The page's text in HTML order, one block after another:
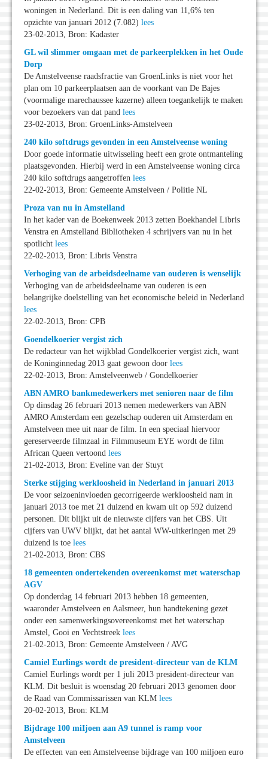
woningen in Nederland. Dit is een daling van 11,6% ten
opzichte van januari 2012 (7.082) lees
23-02-2013, Bron: Kadaster
GL wil slimmer omgaan met de parkeerplekken in het Oude
Dorp
De Amstelveense raadsfractie van GroenLinks is niet voor het
plan om 10 parkeerplaatsen aan de voorkant van De Bajes
(voormalige marechaussee kazerne) alleen toegankelijk te maken
voor bezoekers van dat pand lees
23-02-2013, Bron: GroenLinks-Amstelveen
240 kilo softdrugs gevonden in een Amstelveense woning
Door goede informatie uitwisseling heeft een grote ontmanteling
plaatsgevonden. Hierbij werd in een Amstelveense woning circa
240 kilo softdrugs aangetroffen lees
22-02-2013, Bron: Gemeente Amstelveen / Politie NL
Proza van nu in Amstelland
In het kader van de Boekenweek 2013 zetten Boekhandel Libris
Venstra en Amstelland Bibliotheken 4 schrijvers van nu in het
spotlicht lees
22-02-2013, Bron: Libris Venstra
Verhoging van de arbeidsdeelname van ouderen is wenselijk
Verhoging van de arbeidsdeelname van ouderen is een
belangrijke doelstelling van het economische beleid in Nederland
lees
22-02-2013, Bron: CPB
Goendelkoerier vergist zich
De redacteur van het wijkblad Gondelkoerier vergist zich, want
de Koninginnedag 2013 gaat gewoon door lees
22-02-2013, Bron: Amstelveenweb / Gondelkoerier
ABN AMRO bankmedewerkers met senioren naar de film
Op dinsdag 26 februari 2013 nemen medewerkers van ABN
AMRO Amsterdam een gezelschap ouderen uit Amsterdam en
Amstelveen mee uit naar de film. In een speciaal hiervoor
gereserveerde filmzaal in Filmmuseum EYE wordt de film
African Queen vertoond lees
21-02-2013, Bron: Eveline van der Stuyt
Sterke stijging werkloosheid in Nederland in januari 2013
De voor seizoeninvloeden gecorrigeerde werkloosheid nam in
januari 2013 toe met 21 duizend en kwam uit op 592 duizend
personen. Dit blijkt uit de nieuwste cijfers van het CBS. Uit
cijfers van UWV blijkt, dat het aantal WW-uitkeringen met 29
duizend is toe lees
21-02-2013, Bron: CBS
18 gemeenten ondertekenden overeenkomst met waterschap
AGV
Op donderdag 14 februari 2013 hebben 18 gemeenten,
waaronder Amstelveen en Aalsmeer, hun handtekening gezet
onder een samenwerkingsovereenkomst met het waterschap
Amstel, Gooi en Vechtstreek lees
21-02-2013, Bron: Gemeente Amstelveen / AVG
Camiel Eurlings wordt de president-directeur van de KLM
Camiel Eurlings wordt per 1 juli 2013 president-directeur van
KLM. Dit besluit is woensdag 20 februari 2013 genomen door
de Raad van Commissarissen van KLM lees
20-02-2013, Bron: KLM
Bijdrage 100 miIjoen aan A9 tunnel is ramp voor
Amstelveen
De effecten van een Amstelveense bijdrage van 100 miljoen euro